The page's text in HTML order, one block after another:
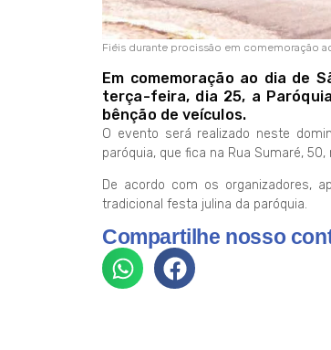
Fiéis durante procissão em comemoração
Em comemoração ao dia de
terça-feira, dia 25, a
bênção de veículos.
O evento será realizado neste
paróquia, que fica na Rua Sumaré, 50,
De acordo com os organizadores,
tradicional festa julina da paróquia.
Compartilhe nosso